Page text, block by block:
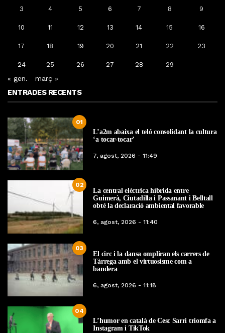
3 4 5 6 7 8 9
10 11 12 13 14 15 16
17 18 19 20 21 22 23
24 25 26 27 28 29
« gen. març »
ENTRADES RECENTS
01
L’a2m abaixa el teló consolidant la cultura
‘a tocar-tocar’
7, agost, 2026 - 11:49
02
La central elèctrica híbrida entre
Guimerà, Ciutadilla i Passanant i Belltall
obté la declaració ambiental favorable
6, agost, 2026 - 11:40
03
El circ i la dansa ompliran els carrers de
Tàrrega amb el virtuosisme com a
bandera
6, agost, 2026 - 11:18
04
L’humor en català de Cesc Sarri triomfa a
Instagram i TikTok